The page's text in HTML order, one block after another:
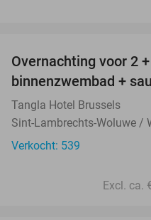
Overnachting voor 2
binnenzwembad +
Tangla Hotel Brussels
Sint-Lambrechts-Woluwe /
Verkocht: 539
Excl. ca.